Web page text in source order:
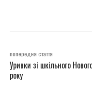
попередня стаття
Уривки зі шкільного
року